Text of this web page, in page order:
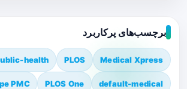
برچسب‌های پرکاربرد
Medical Xpress
PLOS
health
default-medical
PLOS One
PMC